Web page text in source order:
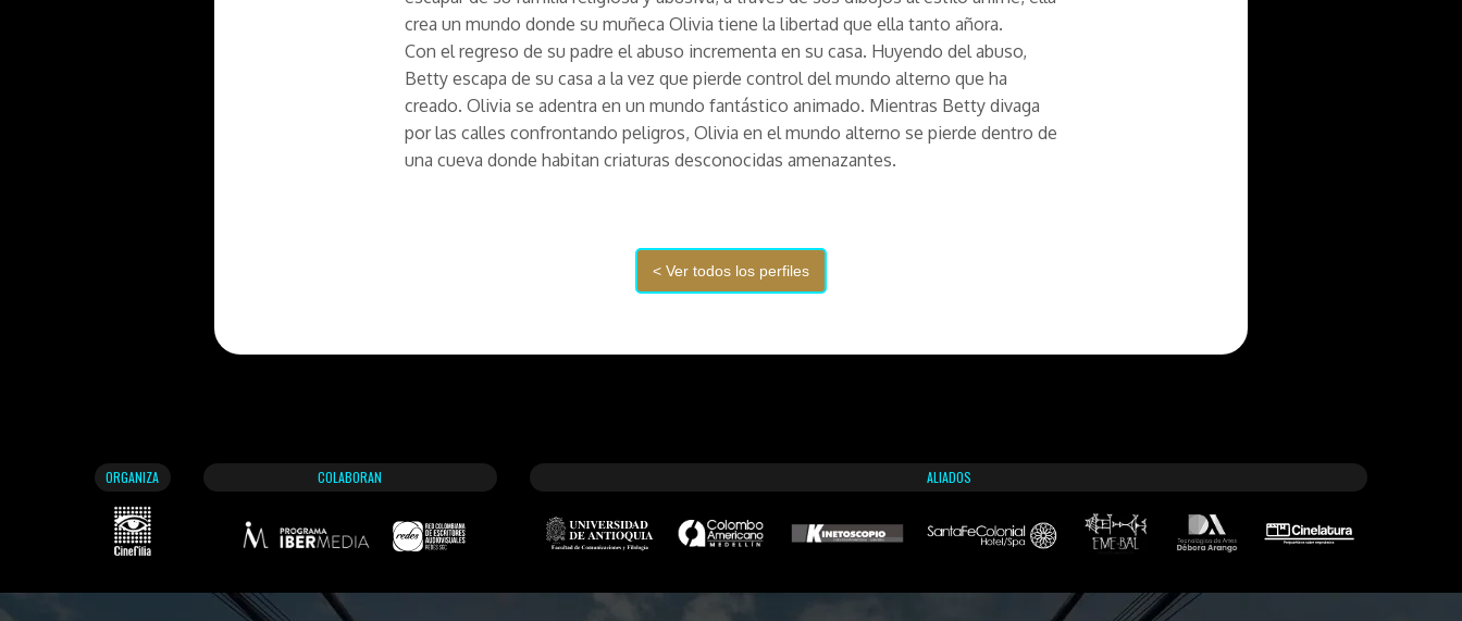
crea un mundo donde su muñeca Olivia tiene la libertad que ella tanto añora.
Con el regreso de su padre el abuso incrementa en su casa. Huyendo del abuso,
Betty escapa de su casa a la vez que pierde control del mundo alterno que ha
creado. Olivia se adentra en un mundo fantástico animado. Mientras Betty divaga
por las calles confrontando peligros, Olivia en el mundo alterno se pierde dentro de
una cueva donde habitan criaturas desconocidas amenazantes.
ORGANIZA COLABORAN ALIADOS